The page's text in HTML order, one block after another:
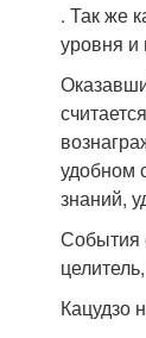
. Так же
уровня и
удобном
знаний,
События
Кацудзо